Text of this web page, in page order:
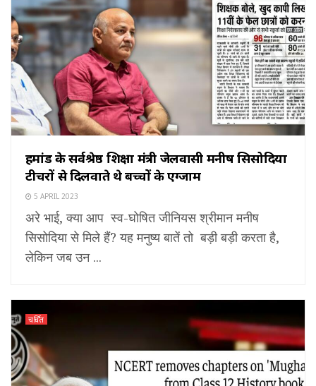
ब्रहमांड के सर्वश्रेष्ठ शिक्षा मंत्री जेलवासी मनीष सिसोदिया
टीचरों से दिलवाते थे बच्चों के एग्जाम
5 APRIL 2023
अरे भाई, क्या आप स्व-घोषित जीनियस श्रीमान मनीष
सिसोदिया से मिले हैं? यह मनुष्य बातें तो बड़ी बड़ी करता है,
लेकिन जब उन ...
चर्चित